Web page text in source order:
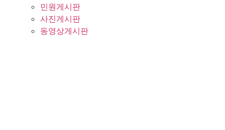
민원게시판
사진게시판
동영상게시판